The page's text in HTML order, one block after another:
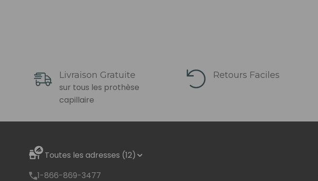
Livraison Gratuite
sur tous les prothèse
capillaire
Retours Faciles
Toutes les adresses (12)
1-866-869-3477